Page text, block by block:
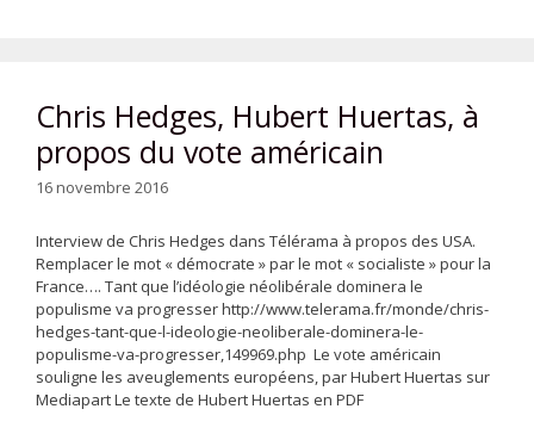
Chris Hedges, Hubert Huertas, à
propos du vote américain
16 novembre 2016
Interview de Chris Hedges dans Télérama à propos des USA.
Remplacer le mot « démocrate » par le mot « socialiste » pour la
France…. Tant que l’idéologie néolibérale dominera le
populisme va progresser http://www.telerama.fr/monde/chris-
hedges-tant-que-l-ideologie-neoliberale-dominera-le-
populisme-va-progresser,149969.php Le vote américain
souligne les aveuglements européens, par Hubert Huertas sur
Mediapart Le texte de Hubert Huertas en PDF